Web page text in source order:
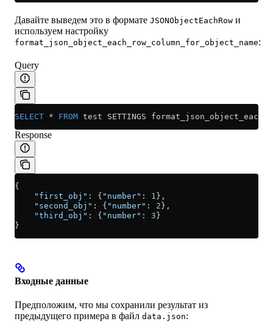
Давайте выведем это в формате JSONObjectEachRow и
используем настройку
format_json_object_each_row_column_for_object_name:
Query
SELECT * FROM test SETTINGS
Response
{
    "first_obj"
: { "number" : 1 },
    "second_obj"
: { "number" : 2 },
    "third_obj"
: { "number" : 3 }
}
Входные данные
Предположим, что мы сохранили результат из
предыдущего примера в файл data.json: